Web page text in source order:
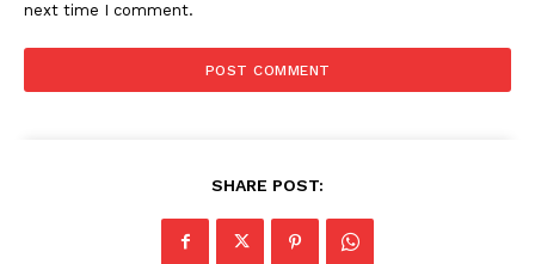
next time I comment.
SHARE POST: